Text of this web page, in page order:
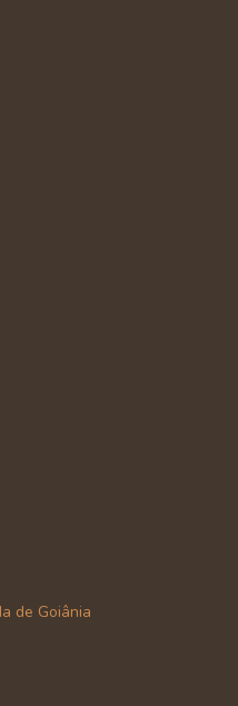
de Goiânia